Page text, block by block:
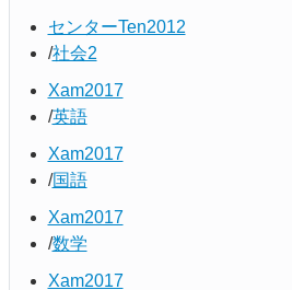
センターTen2012
社会2
Xam2017
英語
Xam2017
国語
Xam2017
数学
Xam2017